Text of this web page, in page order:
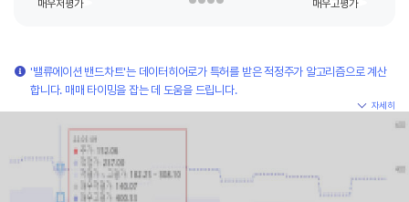
'밸류에이션 밴드차트'는 데이터히어로가 특허를 받은 적정주가 알고리즘으로 계산
합니다. 매매 타이밍을 잡는 데 도움을 드립니다.
자세히